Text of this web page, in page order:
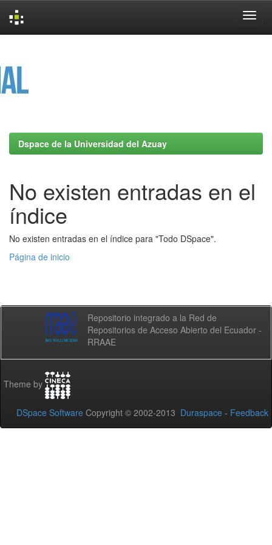
Dspace de la Universidad del Azuay
No existen entradas en el
índice
No existen entradas en el índice para "Todo DSpace".
Página de inicio
Repositorio integrado a la Red de
Repositorios de Acceso Abierto del Ecuador -
RRAAE
Theme by
DSpace Software Copyright © 2002-2013 Duraspace - Feedback